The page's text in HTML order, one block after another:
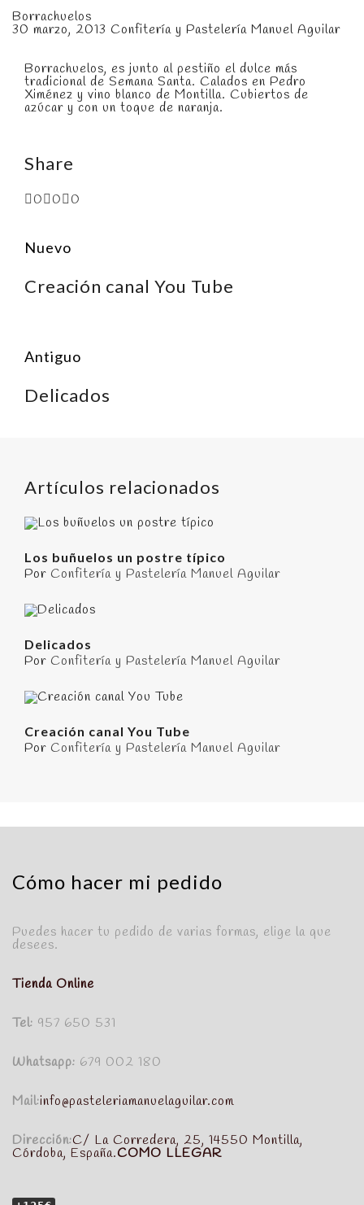
Borrachuelos
30 marzo, 2013 Confitería y Pastelería Manuel Aguilar
Borrachuelos, es junto al pestiño el dulce más
tradicional de Semana Santa. Calados en Pedro
Ximénez y vino blanco de Montilla. Cubiertos de
azúcar y con un toque de naranja.
Share
0 0 0
Nuevo
Creación canal You Tube
Antiguo
Delicados
Artículos relacionados
Los buñuelos un postre típico
Por Confitería y Pastelería Manuel Aguilar
Delicados
Por Confitería y Pastelería Manuel Aguilar
Creación canal You Tube
Por Confitería y Pastelería Manuel Aguilar
Cómo hacer mi pedido
Puedes hacer tu pedido de varias formas, elige la que
desees.
Tienda Online
Tel: 957 650 531
Whatsapp: 679 002 180
Mail:info@pasteleriamanuelaguilar.com
Dirección:C/ La Corredera, 25, 14550 Montilla,
Córdoba, España.COMO LLEGAR